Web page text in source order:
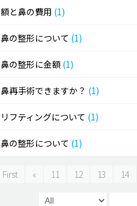
額と鼻の費用 (1)
鼻の整形について (1)
鼻の整形に金額 (1)
鼻再手術できますか？ (1)
リフティングについて (1)
鼻の整形について (1)
First « 11 12 13 14